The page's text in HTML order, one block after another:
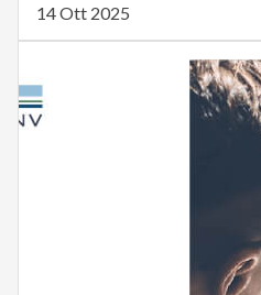
14 Ott 2025